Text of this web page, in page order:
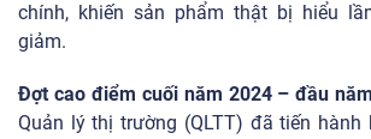
chính, khiến sản phẩm thật bị hiểu
giảm.
Đợt cao điểm cuối năm 2024 – đầu
Quản lý thị trường (QLTT) đã tiến hành